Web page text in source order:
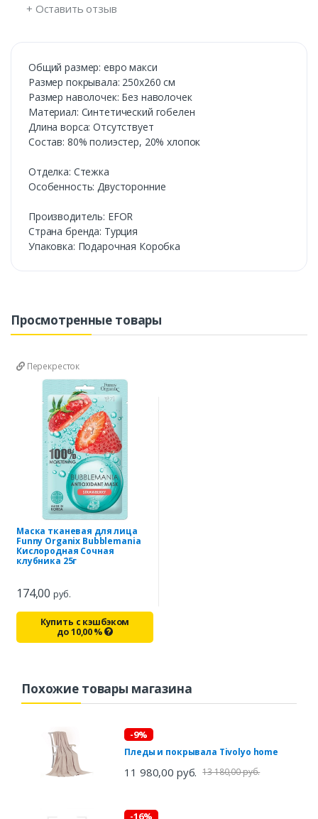
+ Оставить отзыв
Общий размер: евро макси
Размер покрывала: 250х260 см
Размер наволочек: Без наволочек
Материал: Синтетический гобелен
Длина ворса: Отсутствует
Состав: 80% полиэстер, 20% хлопок
Отделка: Стежка
Особенность: Двусторонние
Производитель: EFOR
Cтрана бренда: Турция
Упаковка: Подарочная Коробка
Просмотренные товары
Перекресток
Маска тканевая для лица
Funny Organix Bubblemania
Кислородная Сочная
клубника 25г
174,00 руб.
Купить с кэшбэком
до10,00%
Похожие товары магазина
-9%
Пледы и покрывала Tivolyo home
11 980,00 руб. 13 180,00 руб.
-16%